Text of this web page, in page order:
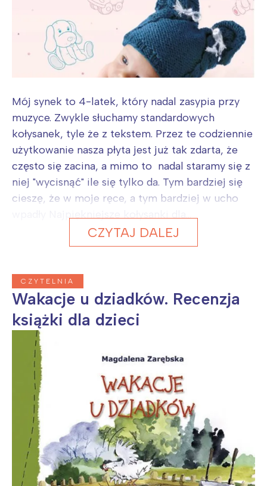
Mój synek to 4-latek, który nadal zasypia przy
muzyce. Zwykle słuchamy standardowych
kołysanek, tyle że z tekstem. Przez te codziennie
użytkowanie nasza płyta jest już tak zdarta, że
często się zacina, a mimo to nadal staramy się z
niej "wycisnąć" ile się tylko da. Tym bardziej się
cieszę, że w moje ręce, a tym bardziej w ucho
CZYTAJ DALEJ
CZYTELNIA
Wakacje u dziadków. Recenzja
książki dla dzieci